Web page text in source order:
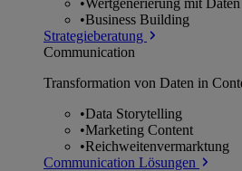
•Business Building
Strategieberatung
Communication
Transformation von Daten in
•Data Storytelling
•Marketing Content
•Reichweitenvermarktung
Communication Lösungen